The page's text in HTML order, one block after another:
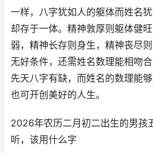
一样，八字犹如人的躯体而姓名
却存于一体。精神敦厚则躯体健
弱，精神长存则身生，精神丧尽
无好条件，还需姓名数理能相吻
先天八字有缺，而姓名的数理能
也可开创美好的人生。
2026年农历二月初二出生的男孩
听，该用什么字